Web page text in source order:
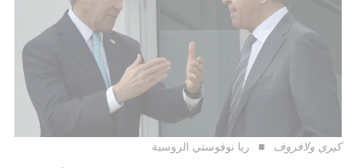
كيري ولافروف ريا نوفوستي الروسية